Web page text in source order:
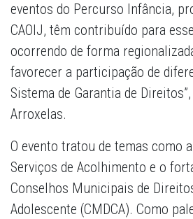
eventos do Percurso Infância,
CAOIJ, têm contribuído para
ocorrendo de forma
favorecer a participação de
Sistema de Garantia de
Arroxelas.
O evento tratou de temas como
Serviços de Acolhimento e o
Conselhos Municipais de
Adolescente (CMDCA). Como